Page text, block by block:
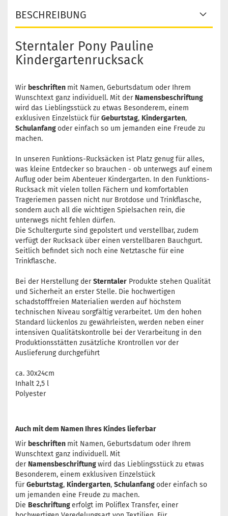
BESCHREIBUNG
Sterntaler Pony Pauline
Kindergartenrucksack
Wir beschriften mit Namen, Geburtsdatum oder Ihrem
Wunschtext ganz individuell. Mit der Namensbeschriftung
wird das Lieblingsstück zu etwas Besonderem, einem
exklusiven Einzelstück fürGeburtstag, Kindergarten,
Schulanfangoder einfach so um jemanden eine Freude zu
machen.
In unseren Funktions-Rucksäcken ist Platz genug für alles,
was kleine Entdecker so brauchen - ob unterwegs auf einem
Auflug oder beim Abenteuer Kindergarten. In den Funktions-
Rucksack mit vielen tollen Fächern und komfortablen
Trageriemen passen nicht nur Brotdose und Trinkflasche,
sondern auch all die wichtigen Spielsachen rein, die
unterwegs nicht fehlen dürfen.
Die Schultergurte sind gepolstert und verstellbar, zudem
verfügt der Rucksack über einen verstellbaren Bauchgurt.
Seitlich befindet sich noch eine Netztasche für eine
Trinkflasche.
Bei der Herstellung derSterntaler Produkte stehen Qualität
und Sicherheit an erster Stelle. Die hochwertigen
schadstofffreien Materialien werden auf höchstem
technischen Niveau sorgfältig verarbeitet. Um den hohen
Standard lückenlos zu gewährleisten, werden neben einer
intensiven Qualitätskontrolle bei der Verarbeitung in den
Produktionsstätten zusätzliche Krontrollen vor der
Auslieferung durchgeführt
ca. 30x24cm
Inhalt 2,5 l
Polyester
Auch mit dem Namen Ihres Kindes lieferbar
Wir beschriften mit Namen, Geburtsdatum oder Ihrem
Wunschtext ganz individuell. Mit
der Namensbeschriftungwird das Lieblingsstück zu etwas
Besonderem, einem exklusiven Einzelstück
fürGeburtstag, Kindergarten, Schulanfangoder einfach so
um jemanden eine Freude zu machen.
Die Beschriftungerfolgt im Poliflex Transfer, einer